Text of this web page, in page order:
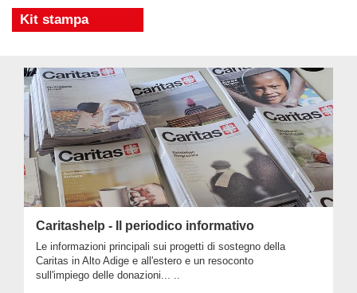
Kit stampa
Caritashelp - Il periodico informativo
Le informazioni principali sui progetti di sostegno della
Caritas in Alto Adige e all'estero e un resoconto
sull'impiego delle donazioni... ..